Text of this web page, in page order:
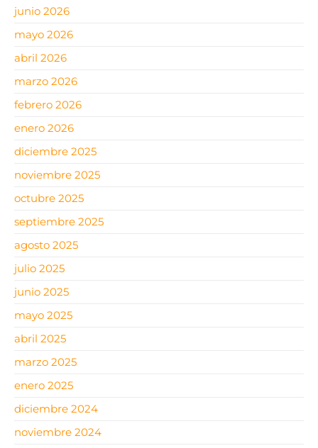
junio 2026
mayo 2026
abril 2026
marzo 2026
febrero 2026
enero 2026
diciembre 2025
noviembre 2025
octubre 2025
septiembre 2025
agosto 2025
julio 2025
junio 2025
mayo 2025
abril 2025
marzo 2025
enero 2025
diciembre 2024
noviembre 2024